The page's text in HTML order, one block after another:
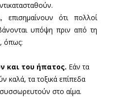
επισημαίνουν ότι πολλοί
υπόψη πριν από τη
όπως:
και του ήπατος. Εάν τα
καλά, τα τοξικά επίπεδα
στο αίμα.